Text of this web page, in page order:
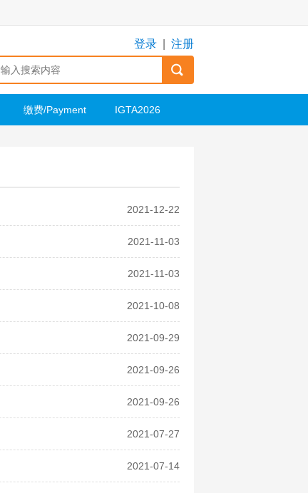
登录 注册
缴费/Payment IGTA2026
2021-12-22
2021-11-03
2021-11-03
2021-10-08
2021-09-29
2021-09-26
2021-09-26
2021-07-27
2021-07-14